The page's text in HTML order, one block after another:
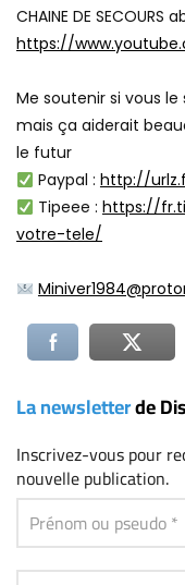
CHAINE DE SECOURS
https://
Me soutenir si vous
mais ça aiderait
le futur
Paypal : http://
Tipeee : https://
votre-tele/
La newsletterde
Inscrivez-vouspour
nouvelle publication.